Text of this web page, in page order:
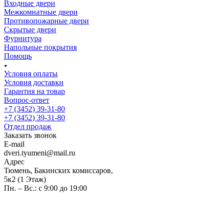
Входные двери
Межкомнатные двери
Противопожарные двери
Скрытые двери
Фурнитура
Напольные покрытия
Помощь
Условия оплаты
Условия доставки
Гарантия на товар
Вопрос-ответ
+7 (3452) 39-31-80
+7 (3452) 39-31-80
Отдел продаж
Заказать звонок
E-mail
dveri.tyumeni@mail.ru
Адрес
Тюмень, Бакинских комиссаров,
5к2 (1 Этаж)
Пн. – Вс.: с 9:00 до 19:00